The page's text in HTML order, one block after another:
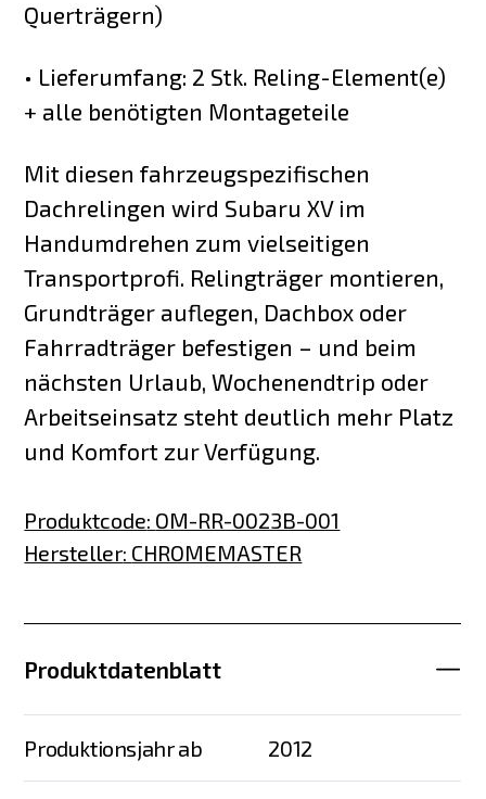
Querträgern)
• Lieferumfang: 2 Stk. Reling-Element(e)
+ alle benötigten Montageteile
Mit diesen fahrzeugspezifischen
Dachrelingen wird Subaru XV im
Handumdrehen zum vielseitigen
Transportprofi. Relingträger montieren,
Grundträger auflegen, Dachbox oder
Fahrradträger befestigen – und beim
nächsten Urlaub, Wochenendtrip oder
Arbeitseinsatz steht deutlich mehr Platz
und Komfort zur Verfügung.
Produktcode: OM-RR-0023B-001
Hersteller: CHROMEMASTER
Produktdatenblatt
Produktionsjahr ab 2012